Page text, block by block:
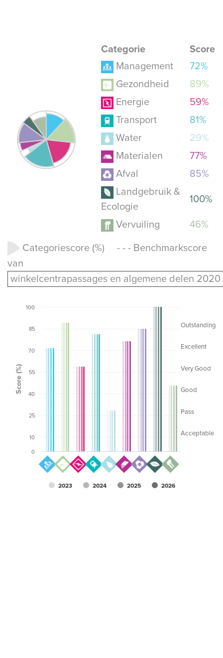
Categorie
Score
Management
72%
Gezondheid
89%
Energie
59%
Transport
81%
Water
29%
Materialen
77%
Afval
85%
Landgebruik &
Ecologie
100%
Vervuiling
46%
Categoriescore (%) - - - Benchmarkscore
van
winkelcentrapassages en algemene delen 2020
Acceptable
Pass
Good
Very Good
Excellent
Outstanding
Score (%)
2023 2024 2025 2026
0
10
25
40
55
70
85
100